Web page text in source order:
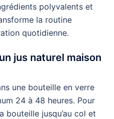
polyvalents et
la routine
quotidienne.
jus naturel maison
une bouteille en verre
24 à 48 heures. Pour
bouteille jusqu’au col et